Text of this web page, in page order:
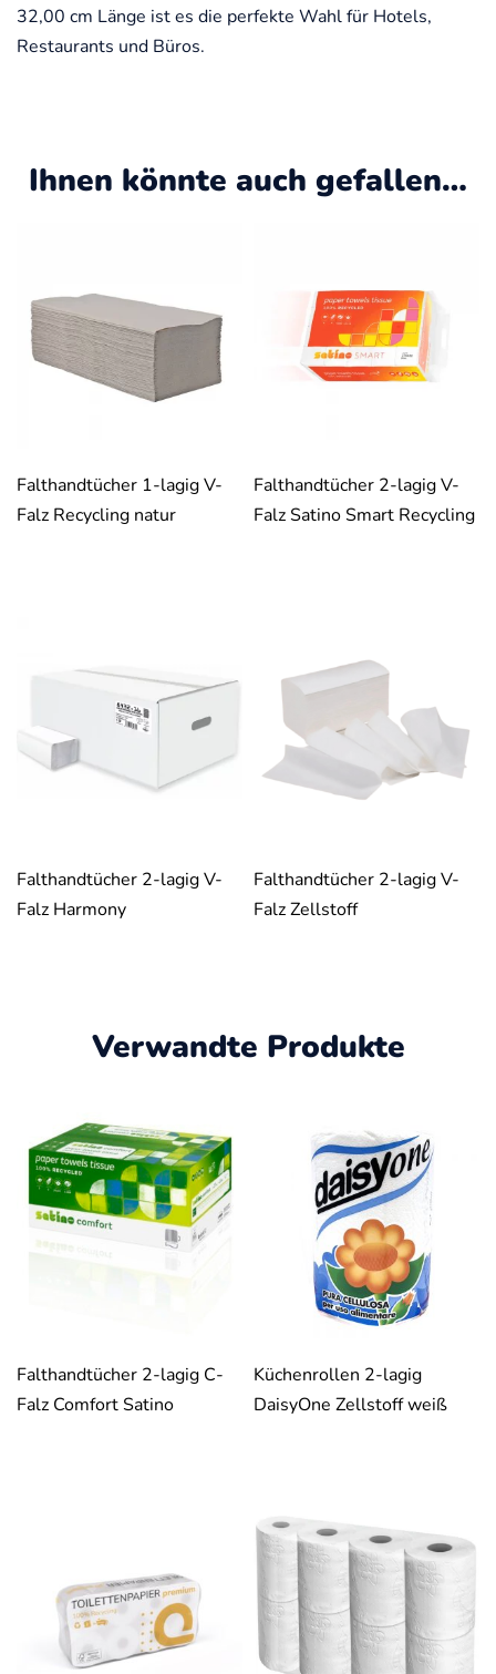
32,00 cm Länge ist es die perfekte Wahl für Hotels,
Restaurants und Büros.
Ihnen könnte auch gefallen…
Falthandtücher 1-lagig V-
Falz Recycling natur
Falthandtücher 2-lagig V-
Falz Satino Smart Recycling
Falthandtücher 2-lagig V-
Falz Harmony
Falthandtücher 2-lagig V-
Falz Zellstoff
Verwandte Produkte
Falthandtücher 2-lagig C-
Falz Comfort Satino
Küchenrollen 2-lagig
DaisyOne Zellstoff weiß